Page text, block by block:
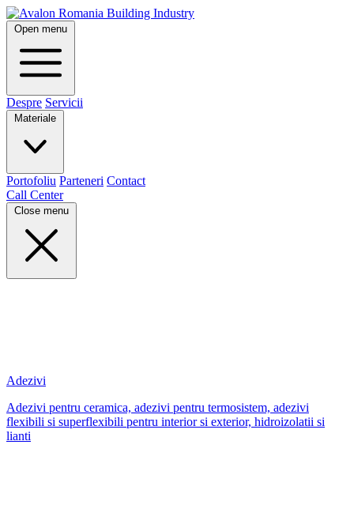
Open menu
Despre Servicii
Materiale
Portofoliu Parteneri Contact
Call Center
Close menu
Adezivi
Adezivi pentru ceramica, adezivi pentru termosistem, adezivi
flexibili si superflexibili pentru interior si exterior, hidroizolatii si
lianti